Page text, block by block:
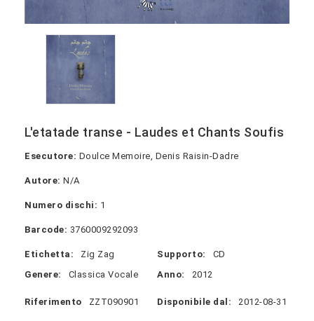
L'etatade transe - Laudes et Chants Soufis
Esecutore: Doulce Memoire, Denis Raisin-Dadre
Autore: N/A
Numero dischi: 1
Barcode: 3760009292093
Etichetta: Zig Zag Supporto:
CD
Genere:
Classica Vocale Anno: 2012
Riferimento ZZT090901 Disponibile dal: 2012-08-31